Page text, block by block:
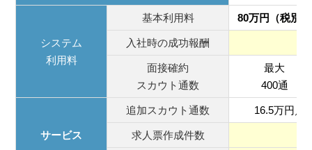
システム
利用料
基本利用料 80万円（税別）
入社時の成功報酬
面接確約
スカウト通数
最大
400通
サービス
追加スカウト通数 16.5万円／
求人票作成件数